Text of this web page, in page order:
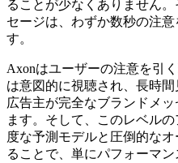
ることが少なくありません
セージは、わずか数秒の注
す。
Axonはユーザーの注意を引
は意図的に視聴され、長時間
広告主が完全なブランドメ
ます。そして、このレベル
度な予測モデルと圧倒的な
ることで、単にパフォーマ